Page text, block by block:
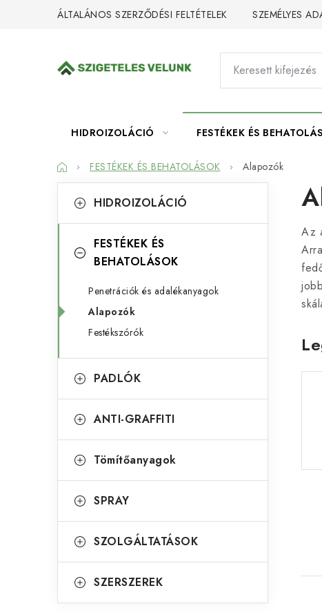
ÁLTALÁNOS SZERZŐDÉSI FELTÉTELEK SZEMÉLYES
HIDROIZOLÁCIÓ FESTÉKEK ÉS
KezdőlapFESTÉKEK ÉS BEHATOLÁSOK Alapozók
O
l
l
s
ó
a
n
l
átugrása
a
ó
i
k
HIDROIZOLÁCIÓ
FESTÉKEK ÉS
BEHATOLÁSOK
Penetrációk és adalékanyagok
Alapozók
Festékszórók
PADLÓK
ANTI-GRAFFITI
Tömítőanyagok
SPRAY
SZOLGÁLTATÁSOK
SZERSZEREK
Az